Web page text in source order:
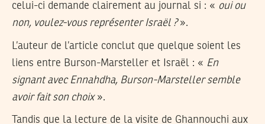
celui-ci demande clairement au journal si : « oui ou
non, voulez-vous représenter Israël ?».
L’auteur de l’article conclut que quelque soient les
liens entre Burson-Marsteller et Israël : « En
signant avec Ennahdha, Burson-Marsteller semble
avoir fait son choix».
Tandis que la lecture de la visite de Ghannouchi aux